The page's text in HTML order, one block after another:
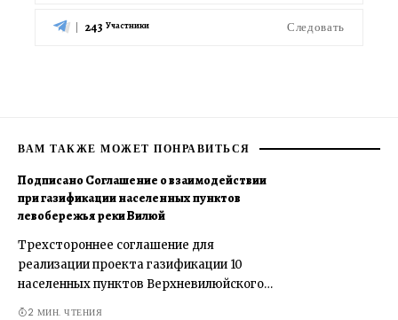
243 Участники Следовать
ВАМ ТАКЖЕ МОЖЕТ ПОНРАВИТЬСЯ
Подписано Соглашение о взаимодействии
при газификации населенных пунктов
левобережья реки Вилюй
Трехстороннее соглашение для
реализации проекта газификации 10
населенных пунктов Верхневилюйского…
2 МИН. ЧТЕНИЯ